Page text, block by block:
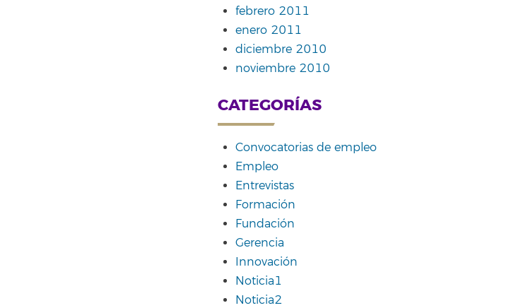
febrero 2011
enero 2011
diciembre 2010
noviembre 2010
CATEGORÍAS
Convocatorias de empleo
Empleo
Entrevistas
Formación
Fundación
Gerencia
Innovación
Noticia1
Noticia2